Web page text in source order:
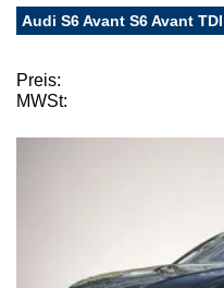
Audi S6 Avant S6 Avant
Preis:
MWSt: